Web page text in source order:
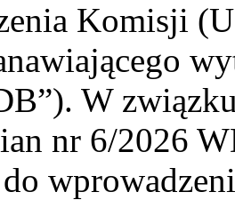
Komisji
W
nr 6/2026